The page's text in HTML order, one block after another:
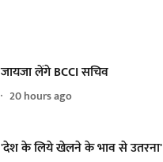
जायजा लेंगे BCCI सचिव
20 hours ago
'देश के लिये खेलने के भाव से उतरना'